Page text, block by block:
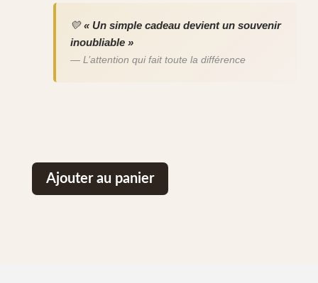
💛« Un simple cadeau devient un souvenir
inoubliable »
— L’attention qui fait toute la différence
Ajouter au panier